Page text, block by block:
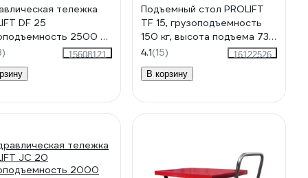
тележка
DF 25
2500 кг,
полиуретан, вилы
мм DF25
15608121
Подъемный стол PROLIFT
TF 15, грузоподъемность
150 кг, высота подъема 730
мм, размер платформы
700x450 мм
4.1(15)
16122526
В корзину